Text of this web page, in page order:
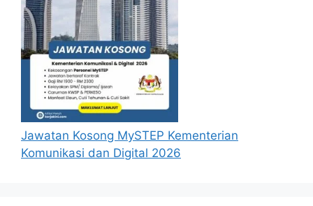
Mohon Jawatan
Penafian: Pihak kami bukan dari mana-
mana agensi Kerajaan terlibat. Maklumat
yang terdapat dalam portal
adalah sahih dan diolah dari sumber rasmi
kerajaan dan sumber yang dipercayai
untuk memudahkan proses permohonan.
Jawatan Kosong MySTEP Kementerian
Komunikasi dan Digital 2026